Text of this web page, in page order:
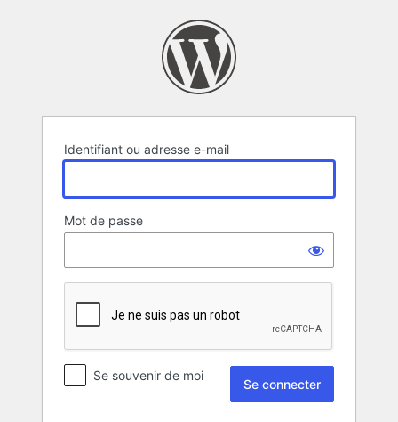
Identifiant ou adresse e-mail
Mot de passe
Se souvenir de moi